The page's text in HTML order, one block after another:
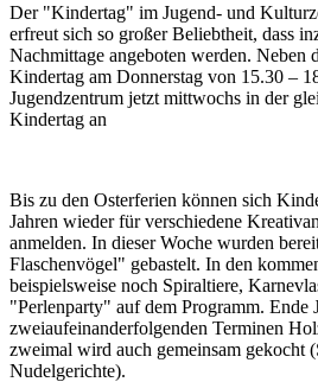
Der "Kindertag" im Jugend- und
erfreut sich so großer Beliebtheit, dass
Nachmittage angeboten werden. Neben
Kindertag am Donnerstag von 15.30 –
Jugendzentrum jetzt mittwochs in der
Kindertag an
Bis zu den Osterferien können sich
Jahren wieder für verschiedene
anmelden. In dieser Woche wurden
Flaschenvögel" gebastelt. In den
beispielsweise noch Spiraltiere,
"Perlenparty" auf dem Programm. Ende
zweiaufeinanderfolgenden Terminen
zweimal wird auch gemeinsam gekocht
Nudelgerichte).